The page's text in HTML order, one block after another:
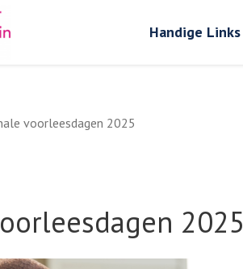
Handige Links
voorleesdagen 2025
2025